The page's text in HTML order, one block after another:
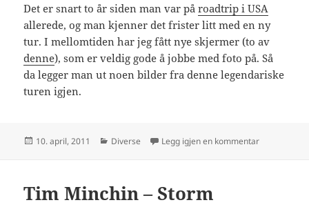
Det er snart to år siden man var påroadtrip i USA
allerede, og man kjenner det frister litt med en ny
tur. I mellomtiden har jeg fått nye skjermer (to av
denne), som er veldig gode å jobbe med foto på. Så
da legger man ut noen bilder fra denne legendariske
turen igjen.
Publisert
10. april, 2011 Kategorier
Diverse Legg igjen en kommentartil Canyon 3
Tim Minchin – Storm